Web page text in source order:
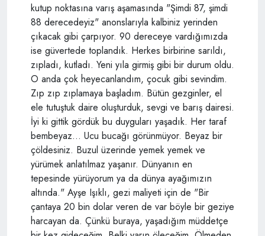
kutup noktasına varış aşamasında "Şimdi 87, şimdi
88 derecedeyiz" anonslarıyla kalbiniz yerinden
çıkacak gibi çarpıyor. 90 dereceye vardığımızda
ise güvertede toplandık. Herkes birbirine sarıldı,
zıpladı, kutladı. Yeni yıla girmiş gibi bir durum oldu.
O anda çok heyecanlandım, çocuk gibi sevindim.
Zıp zıp zıplamaya başladım. Bütün gezginler, el
ele tutuştuk daire oluşturduk, sevgi ve barış dairesi.
İyi ki gittik gördük bu duyguları yaşadık. Her taraf
bembeyaz... Ucu bucağı görünmüyor. Beyaz bir
çöldesiniz. Buzul üzerinde yemek yemek ve
yürümek anlatılmaz yaşanır. Dünyanın en
tepesinde yürüyorum ya da dünya ayağımızın
altında." Ayşe Işıklı, gezi maliyeti için de "Bir
çantaya 20 bin dolar veren de var böyle bir geziye
harcayan da. Çünkü buraya, yaşadığım müddetçe